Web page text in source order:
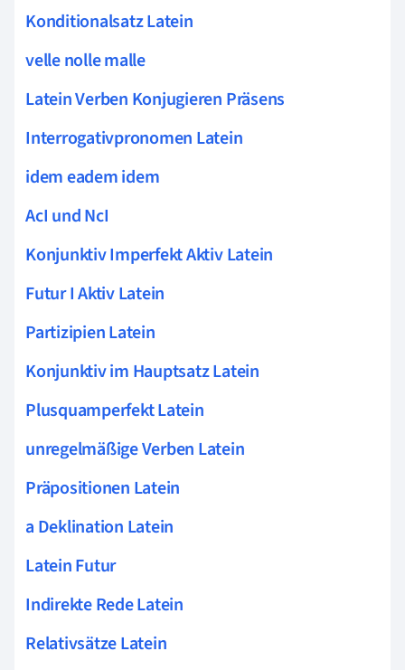
Konditionalsatz Latein
velle nolle malle
Latein Verben Konjugieren Präsens
Interrogativpronomen Latein
idem eadem idem
AcI und NcI
Konjunktiv Imperfekt Aktiv Latein
Futur I Aktiv Latein
Partizipien Latein
Konjunktiv im Hauptsatz Latein
Plusquamperfekt Latein
unregelmäßige Verben Latein
Präpositionen Latein
a Deklination Latein
Latein Futur
Indirekte Rede Latein
Relativsätze Latein